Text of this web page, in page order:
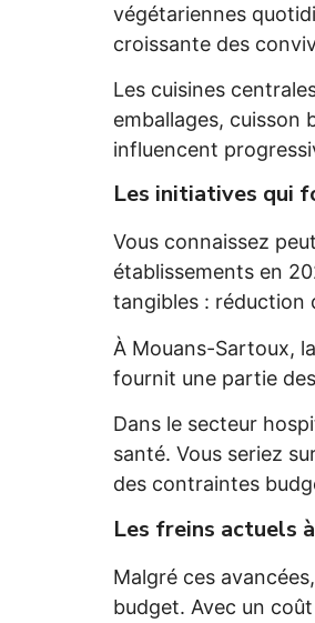
végétariennes
croissante des
Les cuisines
emballages, cuisson
influencent
Les initiatives qui
Vous connaissez
établissements en
tangibles : réduction
À Mouans-Sartoux,
fournit une partie
Dans le secteur
santé. Vous seriez
des contraintes
Les freins actuels
Malgré ces
budget. Avec un